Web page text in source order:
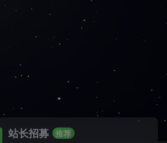
站长招募 推荐